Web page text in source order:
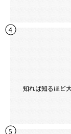
知れば知るほど